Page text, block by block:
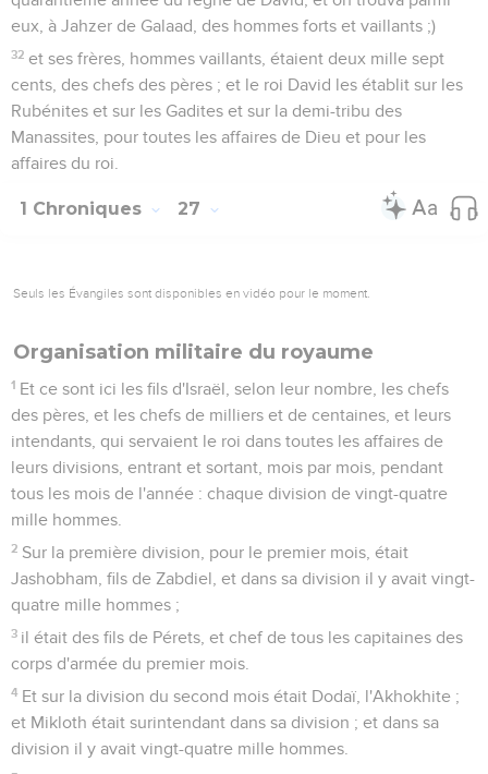
eux, à Jahzer de Galaad, des hommes forts et vaillants ;)
32 et ses frères, hommes vaillants, étaient deux mille sept
cents, des chefs des pères ; et le roi David les établit sur les
Rubénites et sur les Gadites et sur la demi-tribu des
Manassites, pour toutes les affaires de Dieu et pour les
affaires du roi.
1 Chroniques 27
Seuls les Évangiles sont disponibles en vidéo pour le moment.
Organisation militaire du royaume
1 Et ce sont ici les fils d'Israël, selon leur nombre, les chefs
des pères, et les chefs de milliers et de centaines, et leurs
intendants, qui servaient le roi dans toutes les affaires de
leurs divisions, entrant et sortant, mois par mois, pendant
tous les mois de l'année : chaque division de vingt-quatre
mille hommes.
2 Sur la première division, pour le premier mois, était
Jashobham, fils de Zabdiel, et dans sa division il y avait vingt-
quatre mille hommes ;
3 il était des fils de Pérets, et chef de tous les capitaines des
corps d'armée du premier mois.
4 Et sur la division du second mois était Dodaï, l'Akhokhite ;
et Mikloth était surintendant dans sa division ; et dans sa
division il y avait vingt-quatre mille hommes.